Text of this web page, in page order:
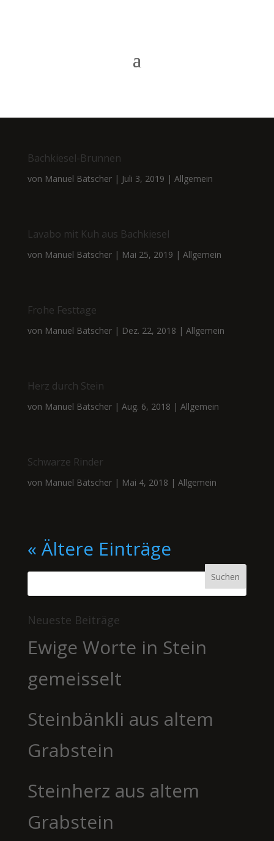
Bachkiesel-Brunnen
von Manuel Bätscher| Juli 3, 2019 | Allgemein
Lavabo mit Kuh aus Bachkiesel
von Manuel Bätscher| Mai 25, 2019 | Allgemein
Frohe Festtage
von Manuel Bätscher| Dez. 22, 2018 | Allgemein
Herz durch Stein
von Manuel Bätscher| Aug. 6, 2018 | Allgemein
Schwarze Rinder
von Manuel Bätscher| Mai 4, 2018 | Allgemein
« Ältere Einträge
Neueste Beiträge
Ewige Worte in Stein
gemeisselt
Steinbänkli aus altem
Grabstein
Steinherz aus altem
Grabstein